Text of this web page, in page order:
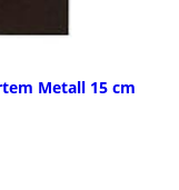
Metall 15 cm